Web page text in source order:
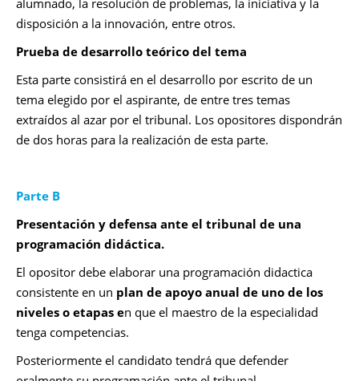
alumnado, la resolución de problemas, la iniciativa y la
disposición a la innovación, entre otros.
Prueba de desarrollo teórico del tema
Esta parte consistirá en el desarrollo por escrito de un
tema elegido por el aspirante, de entre tres temas
extraídos al azar por el tribunal. Los opositores dispondrán
de dos horas para la realización de esta parte.
Parte B
Presentación y defensa ante el tribunal de una
programación didáctica.
El opositor debe elaborar una programación didactica
consistente en un plan de apoyo anual de uno de los
niveles o etapas en que el maestro de la especialidad
tenga competencias.
Posteriormente el candidato tendrá que defender